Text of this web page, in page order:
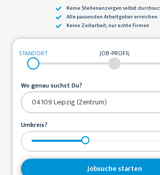
Keine Stellenanzeigenselbst
Alle passendenArbeitgeber erreichen
Keine Zeitarbeit,nur echte Firmen
STANDORT JOB-PROFIL
Wo genau suchst Du?
Umkreis?
Jobsuche starten